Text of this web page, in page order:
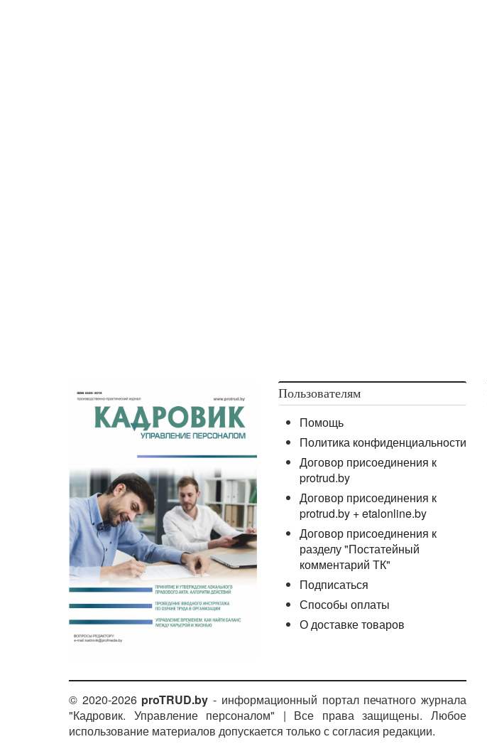
Пользователям
Помощь
Политика конфиденциальности
Договор присоединения к
protrud.by
Договор присоединения к
protrud.by + etalonline.by
Договор присоединения к
разделу "Постатейный
комментарий ТК"
Подписаться
Способы оплаты
О доставке товаров
© 2020-2026 proTRUD.by - информационный портал печатного журнала
"Кадровик. Управление персоналом" | Все права защищены. Любое
использование материалов допускается только с согласия редакции.